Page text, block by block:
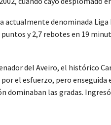
denominada
y 2,7 rebotes en 19
del Aveiro, el histórico
el esfuerzo, pero
las gradas.